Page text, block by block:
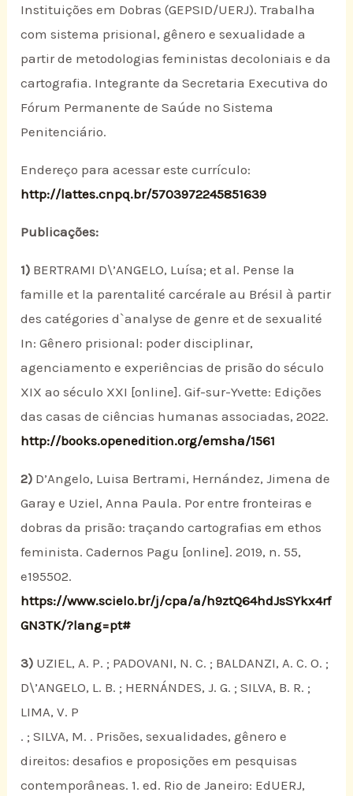
Instituições em Dobras (GEPSID/UERJ). Trabalha
com sistema prisional, gênero e sexualidade a
partir de metodologias feministas decoloniais e da
cartografia. Integrante da Secretaria Executiva do
Fórum Permanente de Saúde no Sistema
Penitenciário.
Endereço para acessar este currículo:
http://lattes.cnpq.br/5703972245851639
Publicações:
1) BERTRAMI D\’ANGELO, Luísa; et al. Pense la
famille et la parentalité carcérale au Brésil à partir
des catégories d`analyse de genre et de sexualité
In: Gênero prisional: poder disciplinar,
agenciamento e experiências de prisão do século
XIX ao século XXI [online]. Gif-sur-Yvette: Edições
das casas de ciências humanas associadas, 2022.
http://books.openedition.org/emsha/1561
2) D’Angelo, Luisa Bertrami, Hernández, Jimena de
Garay e Uziel, Anna Paula. Por entre fronteiras e
dobras da prisão: traçando cartografias em ethos
feminista. Cadernos Pagu [online]. 2019, n. 55,
e195502.
https://www.scielo.br/j/cpa/a/h9ztQ64hdJsSYkx4rf
GN3TK/?lang=pt#
3) UZIEL, A. P. ; PADOVANI, N. C. ; BALDANZI, A. C. O. ;
D\’ANGELO, L. B. ; HERNÁNDES, J. G. ; SILVA, B. R. ;
LIMA, V. P
. ; SILVA, M. . Prisões, sexualidades, gênero e
direitos: desafios e proposições em pesquisas
contemporâneas. 1. ed. Rio de Janeiro: EdUERJ,